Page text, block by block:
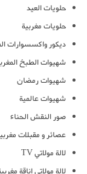
حلويات العيد
حلويات مغربية
ديكور واكسسوارات
شهيوات الطبخ
شهيوات رمضان
شهيوات عالمية
صور النقش الحناء
عصائر و مقبلات
لالة مولاتي TV
لالة مولاتي اناقة